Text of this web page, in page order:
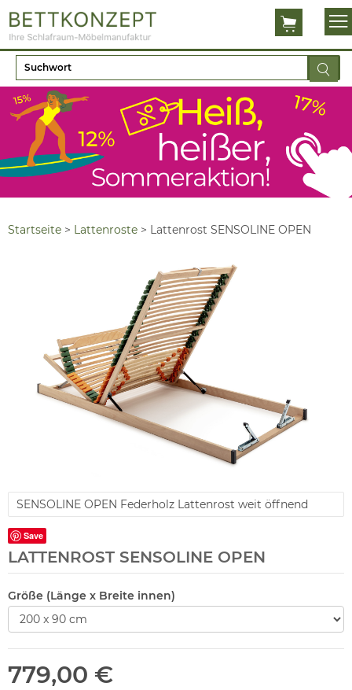
Startseite > Lattenroste > Lattenrost SENSOLINE OPEN
SENSOLINE OPEN Federholz Lattenrost weit öffnend
Save
LATTENROST SENSOLINE OPEN
Größe (Länge x Breite innen)
779,00 €